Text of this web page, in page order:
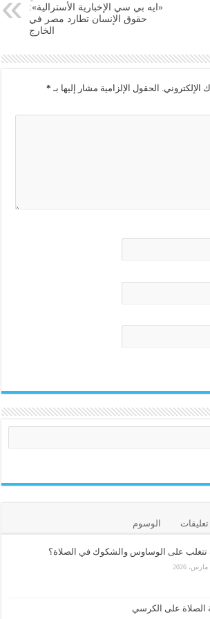
«ايه بي سي الإخبارية الأسترالية»:
حقوق الإنسان تطارد مصر في
الخارج
الإلكتروني. الحقول الإلزامية مشار إليها بـ *
تعليقات الوسوم
على الوساوس والشكوك في الصلاة؟
الصلاة على الكرسي